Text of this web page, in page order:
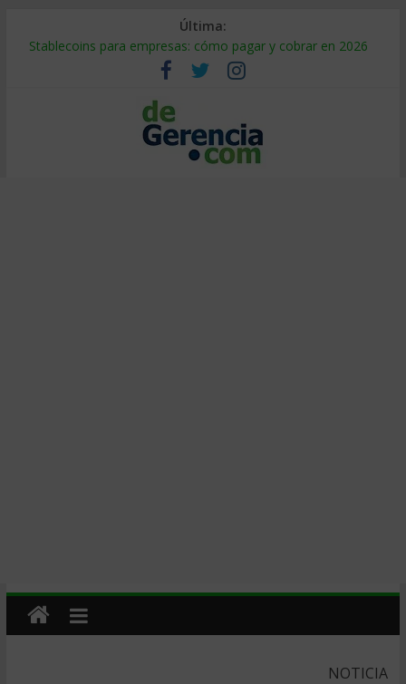
Última:
Stablecoins para empresas: cómo pagar y cobrar en 2026
Despido silencioso: qué es y por qué sale tan caro
IA en selección de personal: cómo auditarla a tiempo
Trabajo forzoso en la cadena de suministro: qué hacer
Mercado hispano de EE. UU.: cómo segmentarlo y venderle
NOTICIA